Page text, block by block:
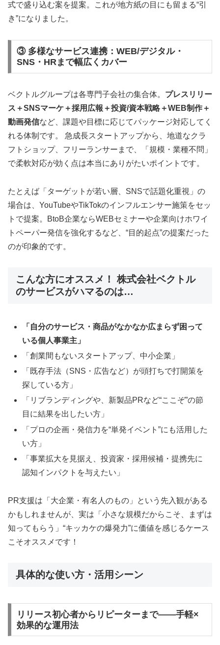
式で盛り込む案を提案。これが地方紙の目にも留まる“引
き”になりました。
③ 多様なサービス連携：WEB/デジタル・
SNS・HRまで幅広くカバー
ベクトルグループは各専門子会社の集合体。 プレスリリー
ス＋SNSマーケ＋採用広報＋投資/資本戦略＋WEB制作＋
動画発信など、課題や目標に応じてパッケージ対応してく
れる体制です。 急成長スタートアップから、地道なクラ
フトショップ、フリーランサーまで、「規模・業種不問」
で柔軟対応が効く点は本当にありがたいポイントです。
たとえば「ターゲットが若い層、SNSで話題化重視」の
場合は、YouTubeやTikTokのインフルエンサー施策をセッ
トで提案。BtoB企業ならWEBセミナーや企業向けホワイ
トペーパー発信を強化するなど、“目的起点”の提案だった
のが印象的です。
こんな方にオススメ！ 株式会社ベクトル
のサービスがハマるのは…
「自分のサービス・商品がなかなか広まらず困って
いる個人事業主」
「創業間もないスタートアップ、中小企業」
「既存手法（SNS・広告など）が頭打ちで打開策を
探している方」
「リブランディングや、新製品PRなど“ここぞ”の節
目に結果を出したい方」
「プロの企画・発信力を“単発イベント”にも活用した
い方」
「事業拡大を見据え、投資家・採用候補・提携先に
認知インパクトを与えたい」
PR支援は「大企業・有名人のもの」という先入観がある
かもしれませんが、実は「小さな規模だからこそ、まずは
知ってもらう」“キッカケの爆発力”に価値を感じるケース
こそオススメです！
具体的な使い方・活用シーン
リリース初心者からリピーターまで——手軽×
効果的な運用法